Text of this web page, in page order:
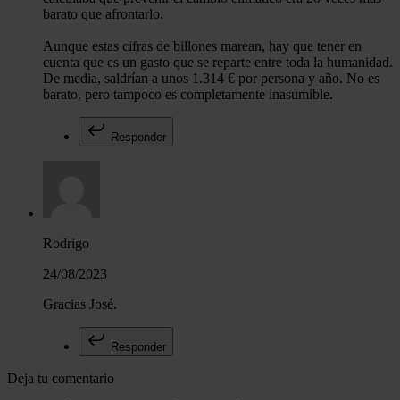
barato que afrontarlo.
Aunque estas cifras de billones marean, hay que tener en
cuenta que es un gasto que se reparte entre toda la humanidad.
De media, saldrían a unos 1.314 € por persona y año. No es
barato, pero tampoco es completamente inasumible.
Responder
Rodrigo
24/08/2023
Gracias José.
Responder
Deja tu comentario